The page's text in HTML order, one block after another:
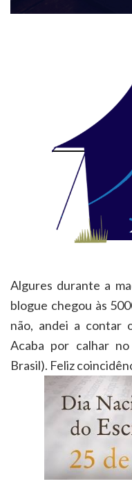
Algures durante a
blogue chegou às
não, andei a contar
Acaba por calhar
Brasil). Feliz